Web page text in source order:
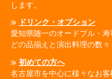
します。
ドリンク・オプション
愛知県随一のオードブル・寿
どの品揃えと演出料理の数々
初めての方へ
名古屋市を中心に様々なお客